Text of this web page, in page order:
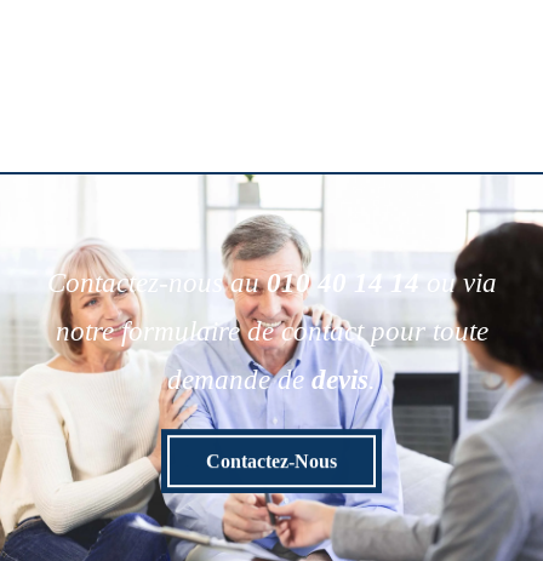
Contactez-nous au010 40 14 14
ou via
notre formulaire de contact pour toute
demande de devis.
Contactez-Nous